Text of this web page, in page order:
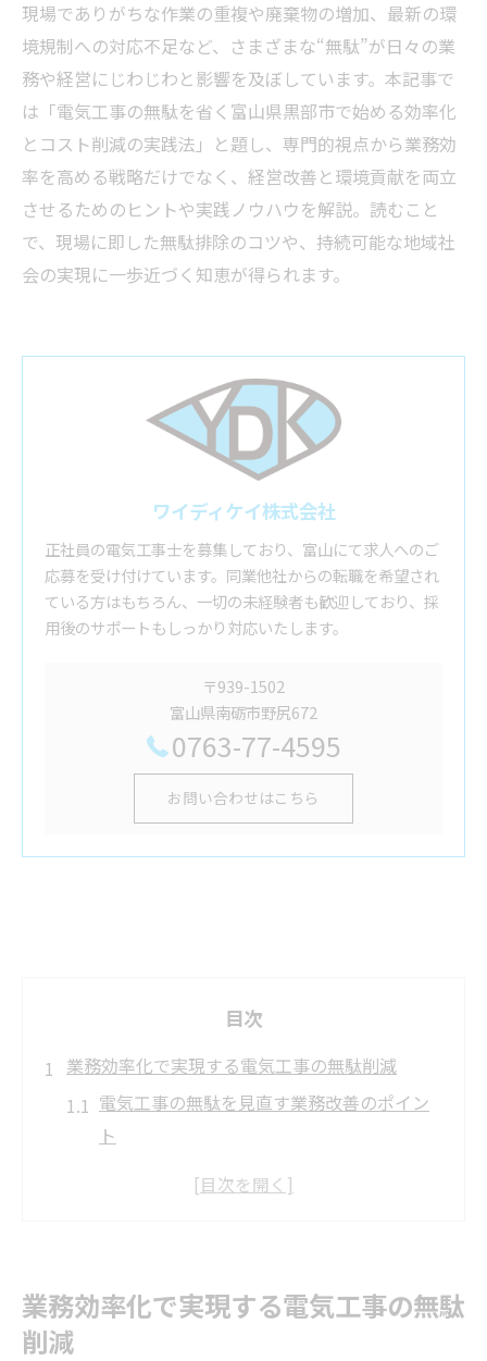
現場でありがちな作業の重複や廃棄物の増加、最新の環
境規制への対応不足など、さまざまな“無駄”が日々の業
務や経営にじわじわと影響を及ぼしています。本記事で
は「電気工事の無駄を省く富山県黒部市で始める効率化
とコスト削減の実践法」と題し、専門的視点から業務効
率を高める戦略だけでなく、経営改善と環境貢献を両立
させるためのヒントや実践ノウハウを解説。読むこと
で、現場に即した無駄排除のコツや、持続可能な地域社
会の実現に一歩近づく知恵が得られます。
ワイディケイ株式会社
正社員の電気工事士を募集しており、富山にて求人へのご
応募を受け付けています。同業他社からの転職を希望され
ている方はもちろん、一切の未経験者も歓迎しており、採
用後のサポートもしっかり対応いたします。
〒939-1502
富山県南砺市野尻672
0763-77-4595
お問い合わせはこちら
目次
業務効率化で実現する電気工事の無駄削減
電気工事の無駄を見直す業務改善のポイン
ト
電気工事現場で効果的な時間管理術とは
電気工事の現場で省エネを叶える秘訣
業務効率化で実現する電気工事の無駄
削減